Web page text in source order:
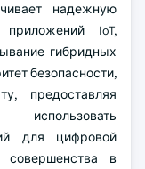
надежную
IoT,
гибридных
безопасности,
предоставляя
для цифровой
совершенства в